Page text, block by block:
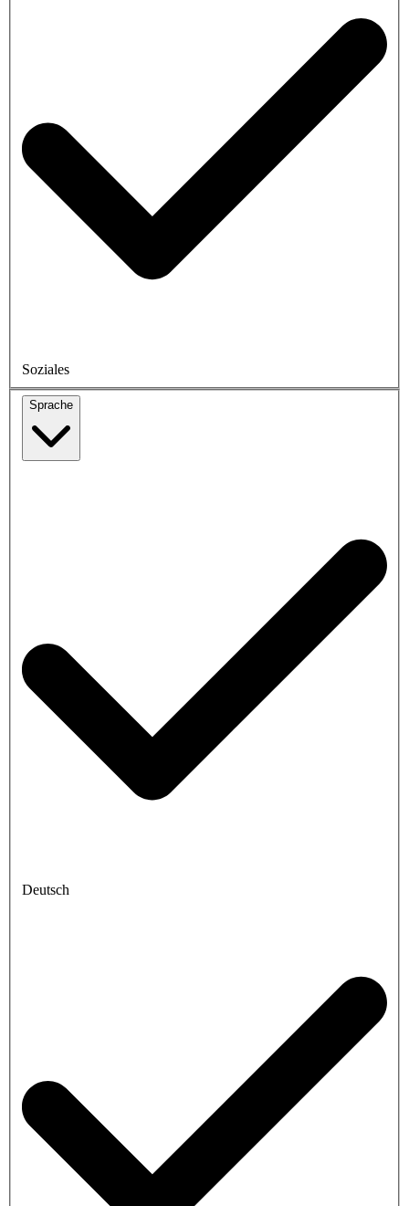
Soziales
Sprache
Deutsch